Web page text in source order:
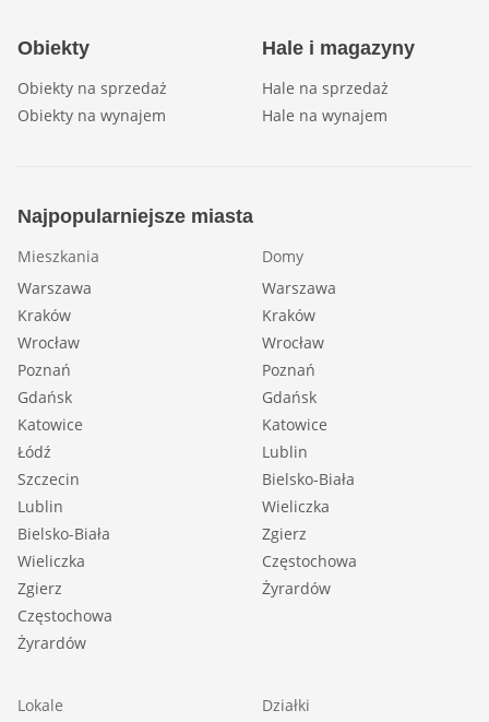
Obiekty
Obiekty na sprzedaż
Obiekty na wynajem
Hale i magazyny
Hale na sprzedaż
Hale na wynajem
Najpopularniejsze miasta
Mieszkania
Warszawa
Kraków
Wrocław
Poznań
Gdańsk
Katowice
Łódź
Szczecin
Lublin
Bielsko-Biała
Wieliczka
Zgierz
Częstochowa
Żyrardów
Domy
Warszawa
Kraków
Wrocław
Poznań
Gdańsk
Katowice
Lublin
Bielsko-Biała
Wieliczka
Zgierz
Częstochowa
Żyrardów
Lokale
Działki